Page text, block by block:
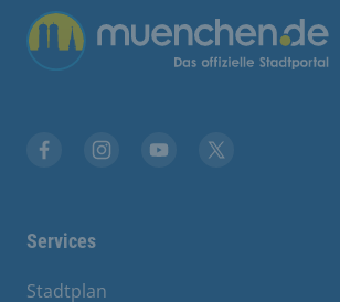
Übergreifende Links
Services
Stadtplan